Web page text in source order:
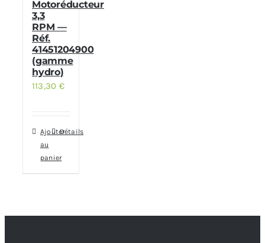
Motoréducteur
3,3
RPM —
Réf.
41451204900
(gamme
hydro)
113,30 €
Ajouter
au
panier
Détails